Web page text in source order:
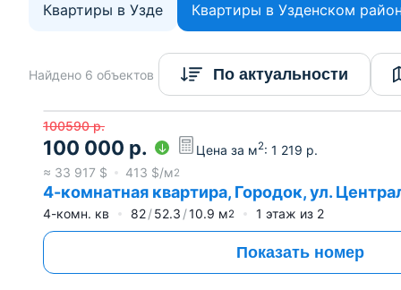
Квартиры в Узде Квартиры в Узденском
Найдено 6 объектов По актуальности
100590 р.
100 000 р. Цена за м2: 1 219 р.
≈ 33 917 $ 413 $/м2
4-комнатная квартира, Городок, ул.
4-комн. кв 82 52.3 10.9 м2 1 этаж из 2
Показать номер